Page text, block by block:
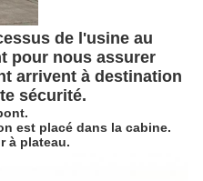
de l'usine au
pour nous assurer
arrivent à destination
sécurité.
est placé dans la cabine.
à plateau.